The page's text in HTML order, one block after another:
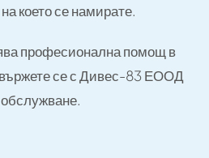
което се намирате.
професионална помощ в
се с Дивес-83 ЕООД